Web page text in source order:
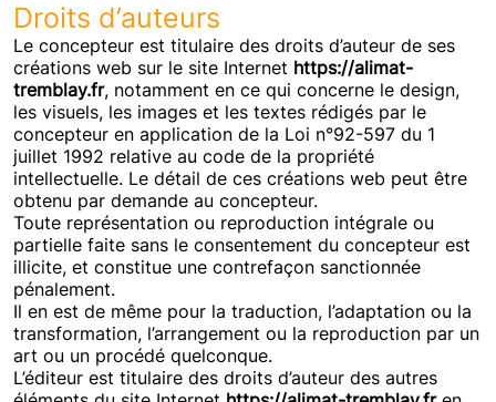
Droits d’auteurs
Le concepteur est titulaire des droits d’auteur de ses
créations web sur le site Internet https://alimat-
tremblay.fr, notamment en ce qui concerne le design,
les visuels, les images et les textes rédigés par le
concepteur en application de la Loi n°92-597 du 1
juillet 1992 relative au code de la propriété
intellectuelle. Le détail de ces créations web peut être
obtenu par demande au concepteur.
Toute représentation ou reproduction intégrale ou
partielle faite sans le consentement du concepteur est
illicite, et constitue une contrefaçon sanctionnée
pénalement.
Il en est de même pour la traduction, l’adaptation ou la
transformation, l’arrangement ou la reproduction par un
art ou un procédé quelconque.
L’éditeur est titulaire des droits d’auteur des autres